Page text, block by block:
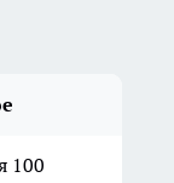
100